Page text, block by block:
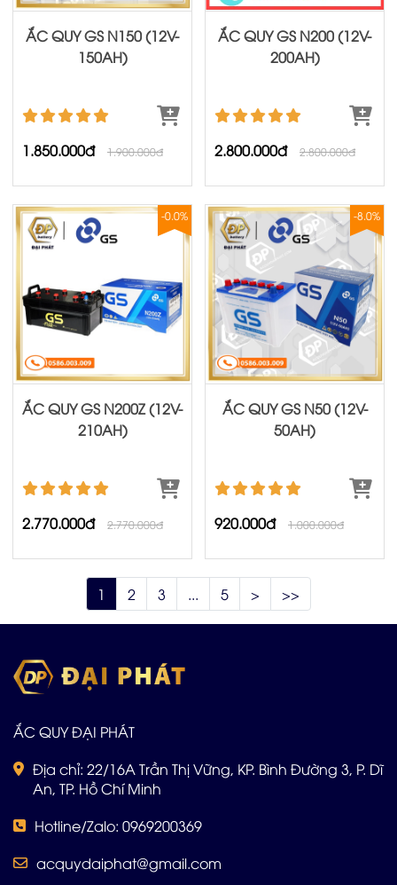
ẮC QUY GS N150 (12V-
150AH)
1.850.000đ 1.900.000đ
ẮC QUY GS N200 (12V-
200AH)
2.800.000đ 2.800.000đ
-0.0%
ẮC QUY GS N200Z (12V-
210AH)
2.770.000đ 2.770.000đ
-8.0%
ẮC QUY GS N50 (12V-
50AH)
920.000đ 1.000.000đ
1 2 3 ... 5 > >>
ẮC QUY ĐẠI PHÁT
Địa chỉ: 22/16A Trần Thị Vững, KP. Bình Đường 3, P. Dĩ
An, TP. Hồ Chí Minh
Hotline/Zalo: 0969200369
acquydaiphat@gmail.com